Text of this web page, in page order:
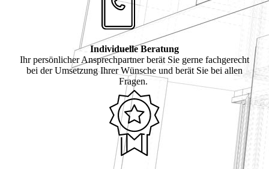
Individuelle Beratung
Ihr persönlicher Ansprechpartner berät Sie gerne fachgerecht
bei der Umsetzung Ihrer Wünsche und berät Sie bei allen
Fragen.